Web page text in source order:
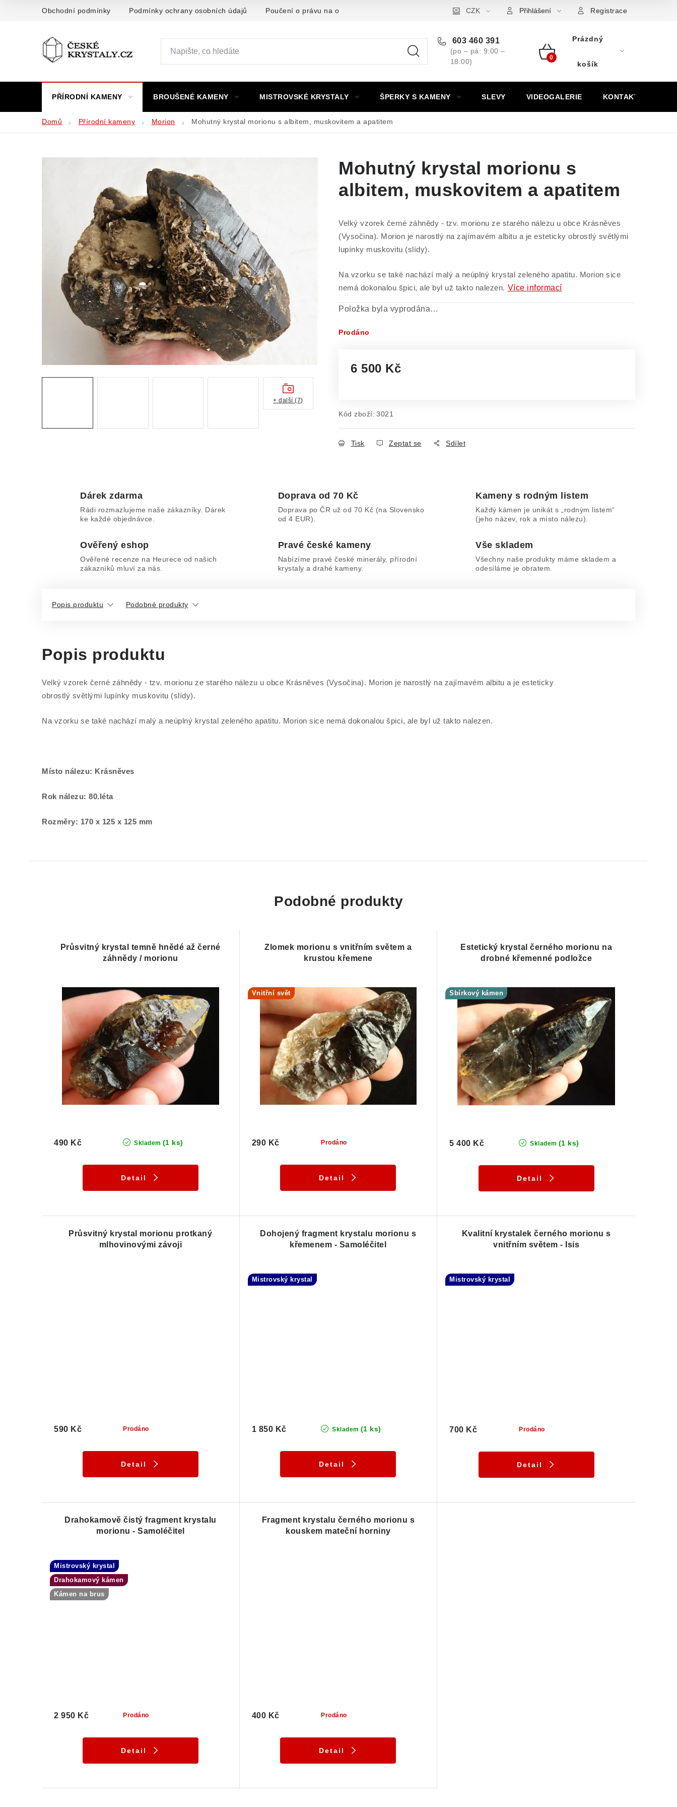
Obchodní podmínky Podmínky ochrany osobních údajů Poučení o právu na odstoupení od smlouvy Puncovní značky Výkup minerálů a drahých kamenů
CZK Přihlášení Registrace
603 460 391
(po – pá: 9:00 –
18:00)
Nákupní
Prázdný
košík
PŘÍRODNÍ KAMENY BROUŠENÉ KAMENY MISTROVSKÉ KRYSTALY ŠPERKY S KAMENY SLEVY VIDEOGALERIE KONTAKT
Domů Přírodní kameny Morion Mohutný krystal morionu s albitem, muskovitem a apatitem
Mohutný krystal morionu s
albitem, muskovitem a apatitem
Velký vzorek černé záhnědy - tzv. morionu ze starého nálezu u obce Krásněves
(Vysočina). Morion je narostlý na zajímavém albitu a je esteticky obrostlý světlými
lupínky muskovitu (slídy).
Na vzorku se také nachází malý a neúplný krystal zeleného apatitu. Morion sice
nemá dokonalou špici, ale byl už takto nalezen. Více informací
Položka byla vyprodána…
Prodáno
6 500 Kč
Kód zboží: 3021
Tisk Zeptat se Sdílet
+ další (7)
Dárek zdarma
Rádi rozmazlujeme naše zákazníky. Dárek
ke každé objednávce.
Doprava od 70 Kč
Doprava po ČR už od 70 Kč (na Slovensko
od 4 EUR).
Kameny s rodným listem
Každý kámen je unikát s „rodným listem“
(jeho název, rok a místo nálezu).
Ověřený eshop
Ověřené recenze na Heurece od našich
zákazníků mluví za nás.
Pravé české kameny
Nabízíme pravé české minerály, přírodní
krystaly a drahé kameny.
Vše skladem
Všechny naše produkty máme skladem a
odesíláme je obratem.
Popis produktu Podobné produkty
Popis produktu
Velký vzorek černé záhnědy - tzv. morionu ze starého nálezu u obce Krásněves (Vysočina). Morion je narostlý na zajímavém albitu a je esteticky
obrostlý světlými lupínky muskovitu (slídy).
Na vzorku se také nachází malý a neúplný krystal zeleného apatitu. Morion sice nemá dokonalou špici, ale byl už takto nalezen.
Místo nálezu: Krásněves
Rok nálezu: 80.léta
Rozměry: 170 x 125 x 125 mm
Podobné produkty
Průsvitný krystal temně hnědé až černé
záhnědy / morionu
Skladem (1 ks)
490 Kč
Detail
Zlomek morionu s vnitřním světem a
krustou křemene
Vnitřní svět
Prodáno
290 Kč
Detail
Estetický krystal černého morionu na
drobné křemenné podložce
Sbírkový kámen
Skladem (1 ks)
5 400 Kč
Detail
Průsvitný krystal morionu protkaný
mlhovinovými závoji
Prodáno
590 Kč
Detail
Dohojený fragment krystalu morionu s
křemenem - Samoléčitel
Mistrovský krystal
Skladem (1 ks)
1 850 Kč
Detail
Kvalitní krystalek černého morionu s
vnitřním světem - Isis
Mistrovský krystal
Prodáno
700 Kč
Detail
Drahokamově čistý fragment krystalu
morionu - Samoléčitel
Mistrovský krystal
Drahokamový kámen
Kámen na brus
Prodáno
2 950 Kč
Detail
Fragment krystalu černého morionu s
kouskem mateční horniny
Prodáno
400 Kč
Detail